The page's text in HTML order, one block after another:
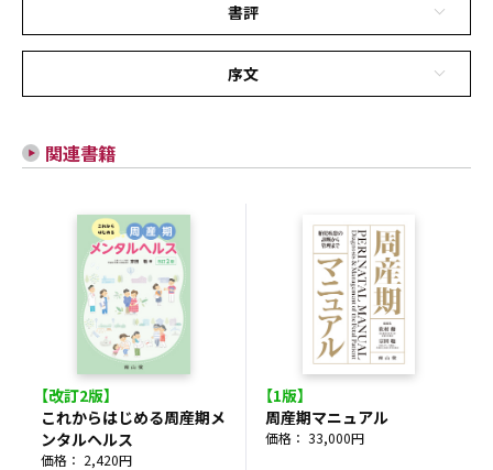
書評
序文
関連書籍
【改訂2版】
これからはじめる周産期メ
ンタルヘルス
価格： 2,420円
【1版】
周産期マニュアル
価格： 33,000円